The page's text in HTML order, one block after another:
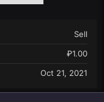
Sell
₽1.00
Oct 21, 2021